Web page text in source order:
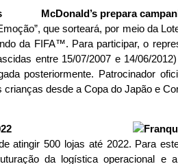
McDonald’s prepara
que sorteará, por meio da
da FIFA™. Para participar, o
entre 15/07/2007 e 14/06/
posteriormente. Patrocinador
crianças desde a Copa do Japão e
atingir 500 lojas até 2022. Para
da logística operacional e